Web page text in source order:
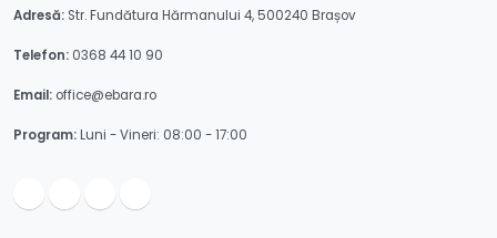
Adresă: Str. Fundătura Hărmanului 4, 500240 Brașov
Telefon: 0368 44 10 90
Email: office@ebara.ro
Program:Luni - Vineri: 08:00 - 17:00